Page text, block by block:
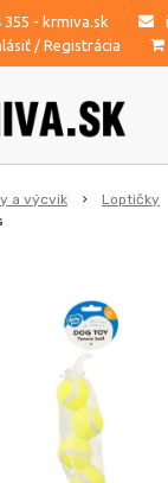
355 - krmiva.sk
/ Registrácia
a výcvik Loptičky